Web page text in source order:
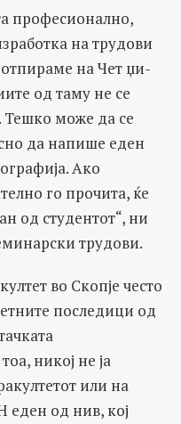
професионално,
на трудови
на Чет џи-
од таму не се
Тешко може да се
да напише еден
Ако
го прочита, ќе
од студентот“, ни
трудови.
во Скопје често
последици од
никој не ја
или на
еден од нив, кој